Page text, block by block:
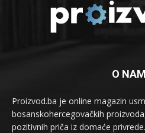
O
Proizvod.ba je online magazin
bosanskohercegovačkih
pozitivnih priča iz domaće